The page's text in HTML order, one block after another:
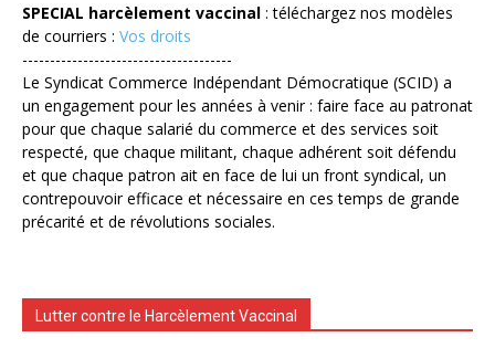
SPECIAL harcèlement vaccinal : téléchargez nos modèles
de courriers : Vos droits
--------------------------------------
Le Syndicat Commerce Indépendant Démocratique (SCID) a
un engagement pour les années à venir : faire face au patronat
pour que chaque salarié du commerce et des services soit
respecté, que chaque militant, chaque adhérent soit défendu
et que chaque patron ait en face de lui un front syndical, un
contrepouvoir efficace et nécessaire en ces temps de grande
précarité et de révolutions sociales.
Lutter contre le Harcèlement Vaccinal